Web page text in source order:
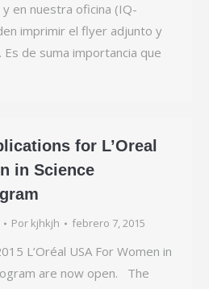
en nuestra oficina (IQ-
imprimir el flyer adjunto y
de suma importancia que
for L’Oreal
in Science
Por kjhkjh febrero 7, 2015
L’Oréal USA For Women in
are now open. The